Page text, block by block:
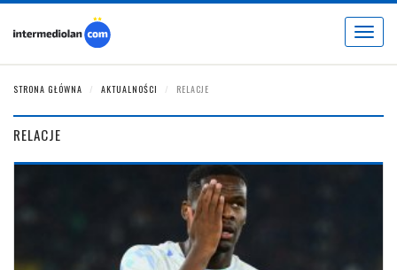
Toggle
STRONA GŁÓWNA AKTUALNOŚCI RELACJE
RELACJE